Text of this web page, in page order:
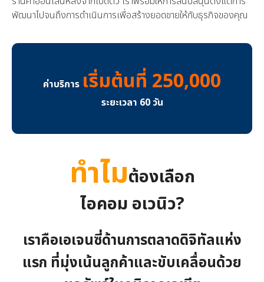
พัฒนาไปจนถึงการดำเนินการเพื่อสร้างยอดขายให้กับธุรกิจของคุณ
ค่าบริการ เริ่มต้นที่ 250,000
ระยะเวลา 60 วัน
ทำไมต้องเลือก
ไอคอม อเวนิว?
เราคือเอเจนซี่ด้านการตลาดดิจิทัลแห่ง
แรก ที่มุ่งเน้นลูกค้าและขับเคลื่อนด้วย